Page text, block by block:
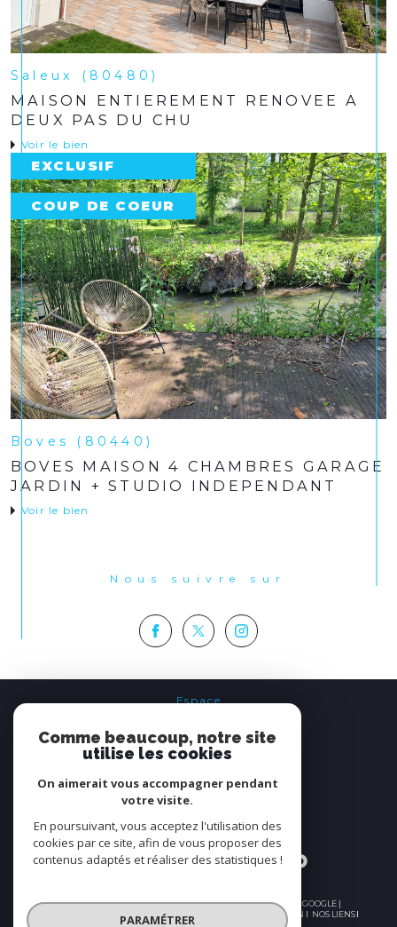
Saleux (80480)
MAISON ENTIEREMENT RENOVEE A
DEUX PAS DU CHU
Voir le bien
EXCLUSIF
COUP DE COEUR
Boves (80440)
BOVES MAISON 4 CHAMBRES GARAGE
JARDIN + STUDIO INDEPENDANT
Voir le bien
Nous suivre sur
Espace
se connecter
Nous
ADHÉRONS
© 2026 | TOUS DROITS RÉSERVÉS | TRADUCTION POWERED BY GOOGLE |
NOS HONORAIRES ADMIN
NOS LIENS
POLITIQUE RGPD
Comme beaucoup, notre site
utilise les cookies
On aimerait vous accompagner pendant
votre visite.
En poursuivant, vous acceptez l'utilisation des
cookies par ce site, afin de vous proposer des
contenus adaptés et réaliser des statistiques !
PARAMÉTRER